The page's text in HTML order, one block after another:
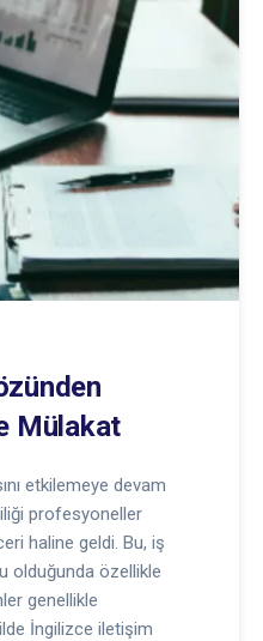
Mülakat
etkilemeye devam
profesyoneller
haline geldi. Bu, iş
olduğunda özellikle
genellikle
İngilizce iletişim